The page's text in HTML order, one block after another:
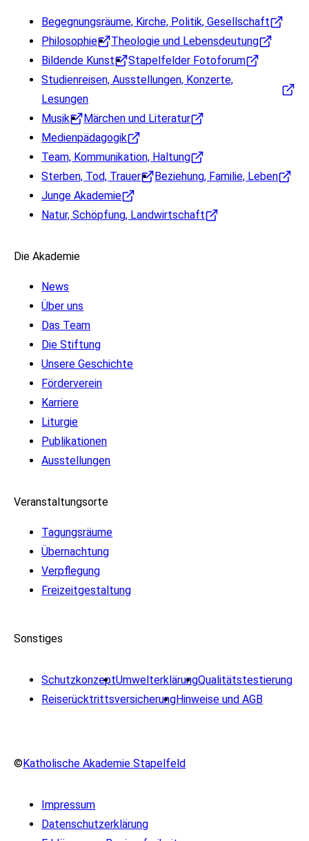
Begegnungsräume, Kirche, Politik, Gesellschaft
Philosophie
Theologie und Lebensdeutung
Bildende Kunst
Stapelfelder Fotoforum
Studienreisen, Ausstellungen, Konzerte,
Lesungen
Musik
Märchen und Literatur
Medienpädagogik
Team, Kommunikation, Haltung
Sterben, Tod, Trauer
Beziehung, Familie, Leben
Junge Akademie
Natur, Schöpfung, Landwirtschaft
Die Akademie
News
Über uns
Das Team
Die Stiftung
Unsere Geschichte
Förderverein
Karriere
Liturgie
Publikationen
Ausstellungen
Veranstaltungsorte
Tagungsräume
Übernachtung
Verpflegung
Freizeitgestaltung
Sonstiges
SchutzkonzeptUmwelterklärungQualitätstestierung
ReiserücktrittsversicherungHinweise und AGB
©Katholische Akademie Stapelfeld
Impressum
Datenschutzerklärung